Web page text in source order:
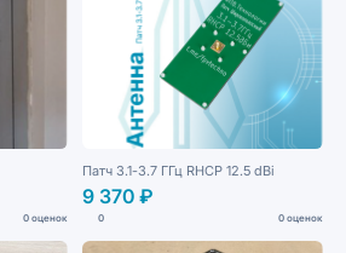
0 оценок
Патч 3.1-3.7 ГГц RHCP 12.5 dBi
9 370 ₽
0 0 оценок